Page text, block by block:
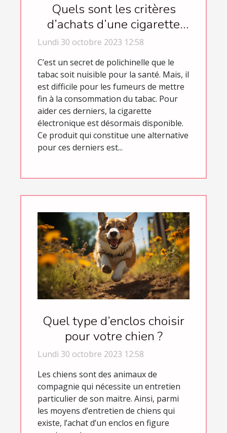
Quels sont les critères
d’achats d’une cigarette
électronique ?
Lundi 30 octobre 2023 12:58
C’est un secret de polichinelle que le
tabac soit nuisible pour la santé. Mais, il
est difficile pour les fumeurs de mettre
fin à la consommation du tabac. Pour
aider ces derniers, la cigarette
électronique est désormais disponible.
Ce produit qui constitue une alternative
pour ces derniers est...
Quel type d’enclos choisir
pour votre chien ?
Lundi 30 octobre 2023 12:58
Les chiens sont des animaux de
compagnie qui nécessite un entretien
particulier de son maitre. Ainsi, parmi
les moyens d’entretien de chiens qui
existe, l’achat d’un enclos en figure